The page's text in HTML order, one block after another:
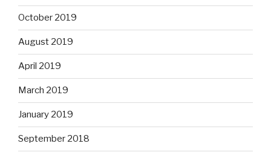
October 2019
August 2019
April 2019
March 2019
January 2019
September 2018